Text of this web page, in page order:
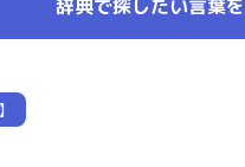
辞典で探したい言葉